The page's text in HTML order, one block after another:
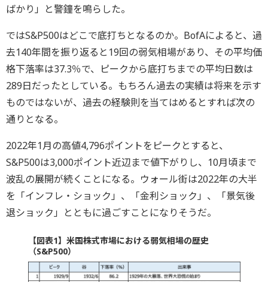
ばかり」と警鐘を鳴らした。
ではS&P500はどこで底打ちとなるのか。BofAによると、過
去140年間を振り返ると19回の弱気相場があり、その平均価
格下落率は37.3％で、ピークから底打ちまでの平均日数は
289日だったとしている。もちろん過去の実績は将来を示す
ものではないが、過去の経験則を当てはめるとすれば次の
通りとなる。
2022年1月の高値4,796ポイントをピークとすると、
S&P500は3,000ポイント近辺まで値下がりし、10月頃まで
波乱の展開が続くことになる。ウォール街は2022年の大半
を「インフレ・ショック」、「金利ショック」、「景気後
退ショック」とともに過ごすことになりそうだ。
【図表1】米国株式市場における弱気相場の歴史
（S&P500）